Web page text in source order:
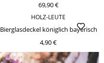
69,90 €
HOLZ-LEUTE
Bierglasdeckel königlich bayerisch
4,90 €